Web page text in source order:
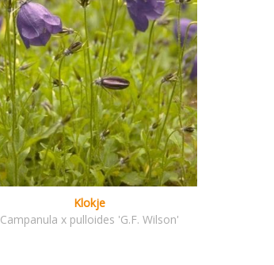
Klokje
Campanula x pulloides 'G.F. Wilson'